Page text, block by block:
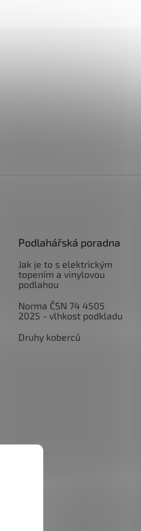
Podlahářská poradna
Jak je to s elektrickým
topením a vinylovou
podlahou
Norma ČSN 74 4505
2025 - vlhkost podkladu
Druhy koberců